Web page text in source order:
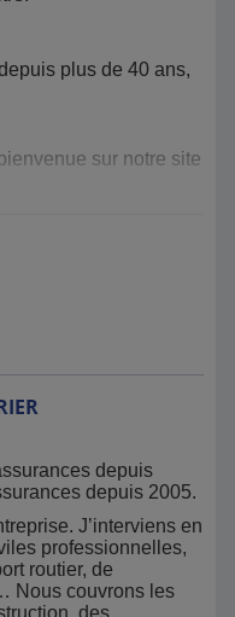
plus de 40 ans,
sur notre site
depuis
depuis 2005.
J’interviens en
professionnelles,
routier, de
Nous couvrons les
des